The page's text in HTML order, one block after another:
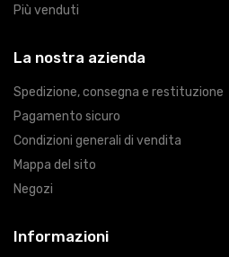
Più venduti
La nostra azienda
Spedizione, consegna e restituzione
Pagamento sicuro
Condizioni generali di vendita
Mappa del sito
Negozi
Informazioni